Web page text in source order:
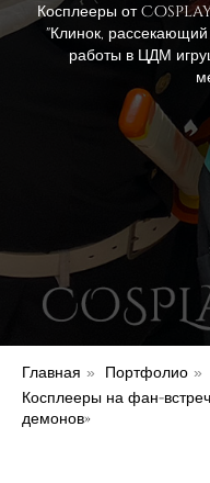
Косплееры от
"Клинок,
работы в ЦДМ
Главная » Портфолио »
Косплееры на фан-
демонов»